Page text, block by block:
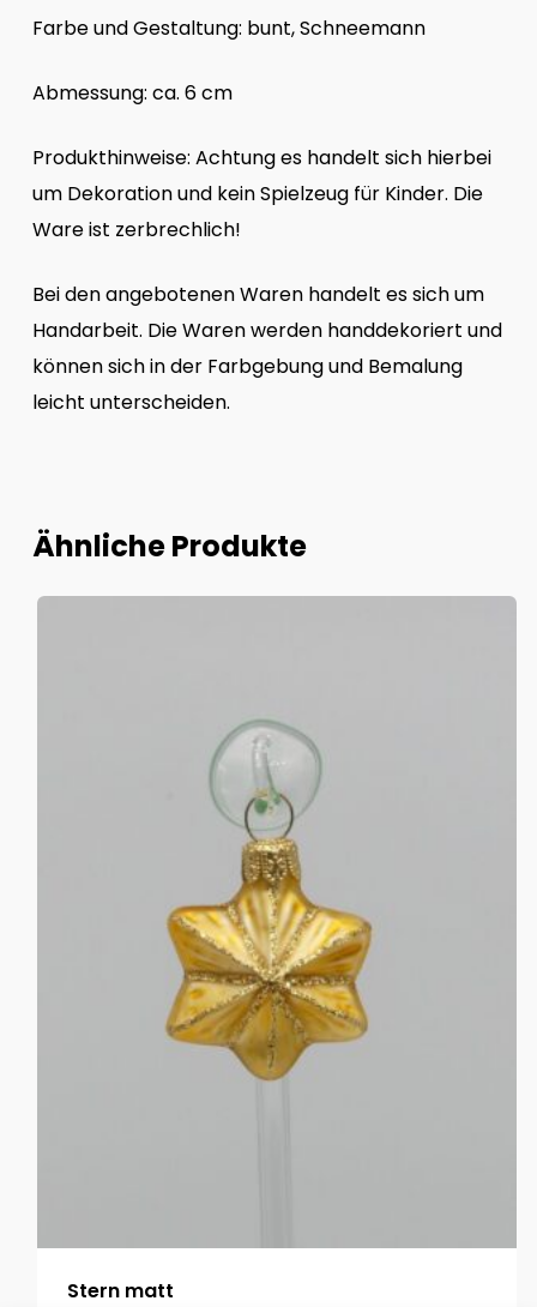
Farbe und Gestaltung: bunt, Schneemann
Abmessung: ca. 6 cm
Produkthinweise: Achtung es handelt sich hierbei
um Dekoration und kein Spielzeug für Kinder. Die
Ware ist zerbrechlich!
Bei den angebotenen Waren handelt es sich um
Handarbeit. Die Waren werden handdekoriert und
können sich in der Farbgebung und Bemalung
leicht unterscheiden.
Ähnliche Produkte
Stern matt